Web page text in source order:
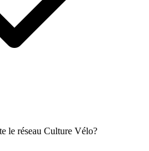
le réseau Culture Vélo?